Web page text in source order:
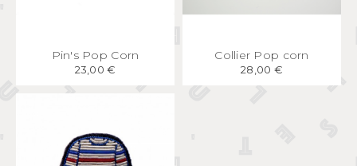
APERÇUPin's Pop Corn
23,00 €
APERÇU
Collier Pop corn
28,00 €